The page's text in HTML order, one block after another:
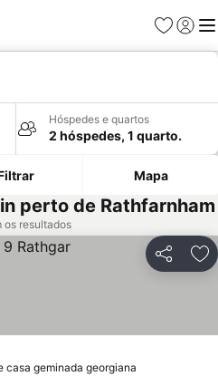
Favoritos
Iniciar
Hóspedes e quartos
2 hóspedes, 1 quarto.
Mapa
perto de Rathfarnham
os resultados
Partilhar
casa geminada georgiana